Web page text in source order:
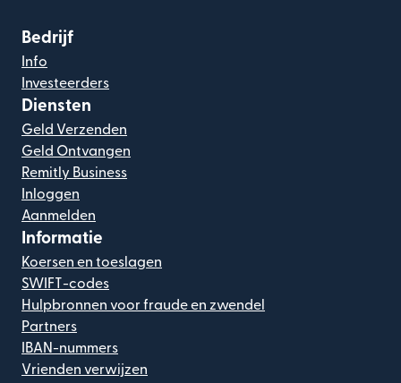
Bedrijf
Info
Investeerders
Diensten
Geld Verzenden
Geld Ontvangen
Remitly Business
Inloggen
Aanmelden
Informatie
Koersen en toeslagen
SWIFT-codes
Hulpbronnen voor fraude en zwendel
Partners
IBAN-nummers
Vrienden verwijzen